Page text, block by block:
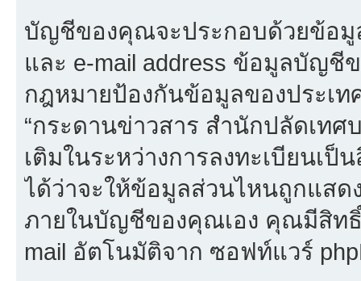
บัญชีของคุณจะประกอบด้วยข้อมู
และ e-mail address ข้อมูลบัญชี
กฎหมายป้องกันข้อมูลของประเ
“กระดานข่าวสาร สำนักปลัดเท
เติมในระหว่างการลงทะเบียนเ
ได้ว่าจะให้ข้อมูลส่วนไหนถูกแสด
ภายในบัญชีของคุณเอง คุณมีสิทธิ์
mail อัตโนมัติจาก ซอฟท์แวร์